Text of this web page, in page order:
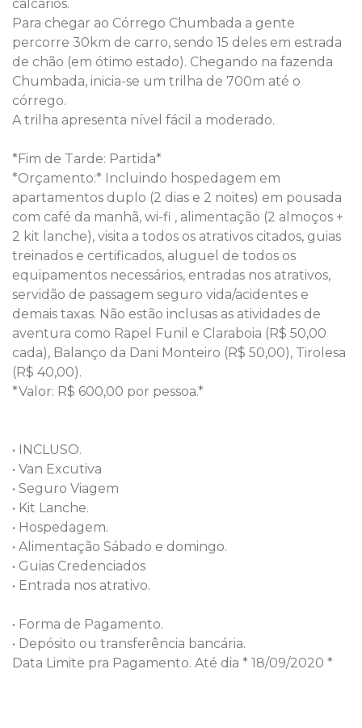
calcários.
Para chegar ao Córrego Chumbada a gente
percorre 30km de carro, sendo 15 deles em estrada
de chão (em ótimo estado). Chegando na fazenda
Chumbada, inicia-se um trilha de 700m até o
córrego.
A trilha apresenta nível fácil a moderado.
*Fim de Tarde: Partida*
*Orçamento:* Incluindo hospedagem em
apartamentos duplo (2 dias e 2 noites) em pousada
com café da manhã, wi-fi , alimentação (2 almoços +
2 kit lanche), visita a todos os atrativos citados, guias
treinados e certificados, aluguel de todos os
equipamentos necessários, entradas nos atrativos,
servidão de passagem seguro vida/acidentes e
demais taxas. Não estão inclusas as atividades de
aventura como Rapel Funil e Claraboia (R$ 50,00
cada), Balanço da Dani Monteiro (R$ 50,00), Tirolesa
(R$ 40,00).
*Valor: R$ 600,00 por pessoa.*
• INCLUSO.
• Van Excutiva
• Seguro Viagem
• Kit Lanche.
• Hospedagem.
• Alimentação Sábado e domingo.
• Guias Credenciados
• Entrada nos atrativo.
• Forma de Pagamento.
• Depósito ou transferência bancária.
Data Limite pra Pagamento. Até dia * 18/09/2020 *